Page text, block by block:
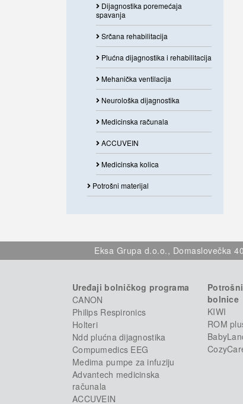
Dijagnostika poremećaja
spavanja
Srčana rehabilitacija
Plućna dijagnostika i rehabilitacija
Mehanička ventilacija
Neurološka dijagnostika
Medicinska računala
ACCUVEIN
Medicinska kolica
Potrošni materijal
Eksa Grupa d.o.o., Domaslovečka
Uređaji bolničkog programa
CANON
Philips Respironics
Holteri
Ndd plućna dijagnostika
Compumedics EEG
Medima pumpe za infuziju
Advantech medicinska
računala
ACCUVEIN
bolnice
KIWI
ROM